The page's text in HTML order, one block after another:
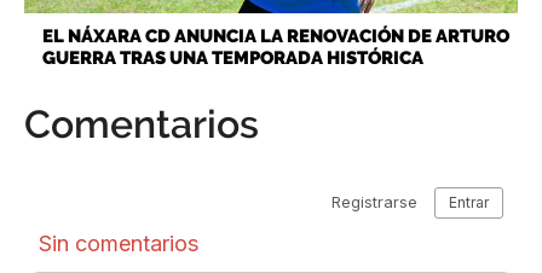
EL NÁXARA CD ANUNCIA LA RENOVACIÓN DE ARTURO
GUERRA TRAS UNA TEMPORADA HISTÓRICA
Comentarios